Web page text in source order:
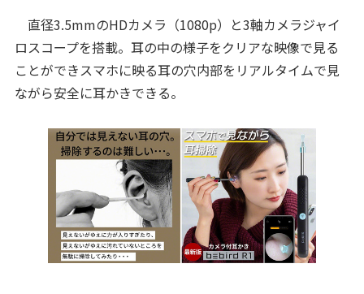
直径3.5mmのHDカメラ（1080p）と3軸カメラジャイ
ロスコープを搭載。耳の中の様子をクリアな映像で見る
ことができスマホに映る耳の穴内部をリアルタイムで見
ながら安全に耳かきできる。